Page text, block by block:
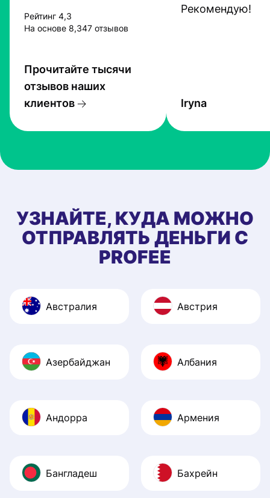
Рейтинг 4,3
На основе 8,347 отзывов
Прочитайте тысячи
отзывов наших
клиентов
Рекомендую!
Iryna
УЗНАЙТЕ, КУДА МОЖНО
ОТПРАВЛЯТЬ ДЕНЬГИ С
PROFEE
Австралия Австрия
Азербайджан Албания
Андорра Армения
Бангладеш Бахрейн